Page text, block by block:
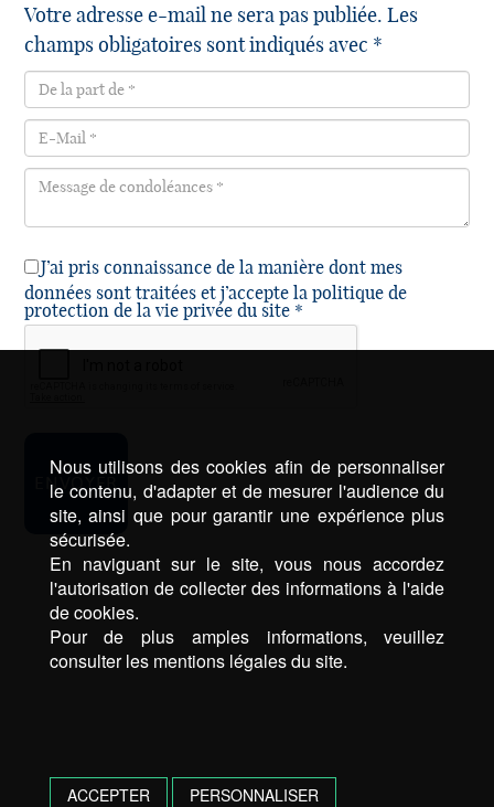
Votre adresse e-mail ne sera pas publiée. Les
champs obligatoires sont indiqués avec *
J’ai pris connaissance de la manière dont mes
données sont traitées et j’accepte la politique de
protection de la vie privée du site *
Nous utilisons des cookies afin de personnaliser
le contenu, d'adapter et de mesurer l'audience du
site, ainsi que pour garantir une expérience plus
sécurisée.
En naviguant sur le site, vous nous accordez
l'autorisation de collecter des informations à l'aide
de cookies.
Pour de plus amples informations, veuillez
consulter les mentions légales du site.
ACCEPTER PERSONNALISER